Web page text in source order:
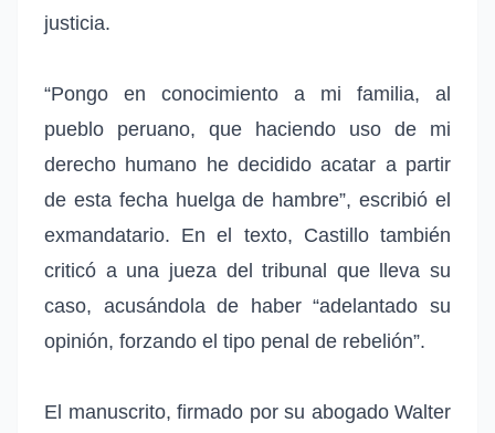
justicia.
“Pongo en conocimiento a mi familia, al
pueblo peruano, que haciendo uso de mi
derecho humano he decidido acatar a partir
de esta fecha huelga de hambre”, escribió el
exmandatario. En el texto, Castillo también
criticó a una jueza del tribunal que lleva su
caso, acusándola de haber “adelantado su
opinión, forzando el tipo penal de rebelión”.
El manuscrito, firmado por su abogado Walter